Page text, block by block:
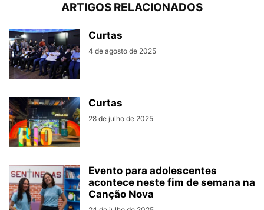
ARTIGOS RELACIONADOS
Curtas
4 de agosto de 2025
Curtas
28 de julho de 2025
Evento para adolescentes
acontece neste fim de semana na
Canção Nova